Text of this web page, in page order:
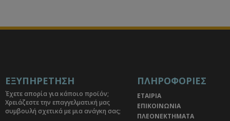
ΕΞΥΠΗΡΕΤΗΣΗ
Έχετε απορία για κάποιο προϊόν;
Χρειάζεστε την επαγγελματική μας
συμβουλή σχετικά με μια ανάγκη σας;
ΠΛΗΡΟΦΟΡΙΕΣ
ΕΤΑΙΡΙΑ
ΕΠΙΚΟΙΝΩΝΙΑ
ΠΛΕΟΝΕΚΤΗΜΑΤΑ